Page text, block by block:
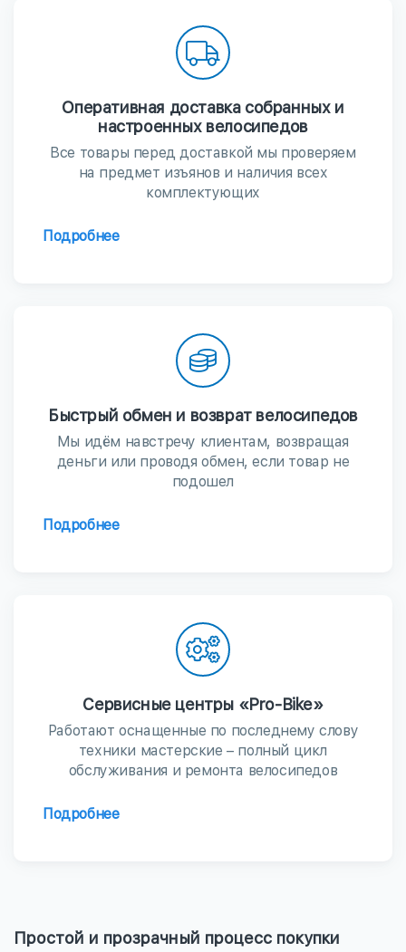
Оперативная доставка собранных и
настроенных велосипедов
Все товары перед доставкой мы проверяем
на предмет изъянов и наличия всех
комплектующих
Подробнее
Быстрый обмен и возврат велосипедов
Мы идём навстречу клиентам, возвращая
деньги или проводя обмен, если товар не
подошел
Подробнее
Сервисные центры «Pro-Bike»
Работают оснащенные по последнему слову
техники мастерские – полный цикл
обслуживания и ремонта велосипедов
Подробнее
Простой и прозрачный процесс покупки